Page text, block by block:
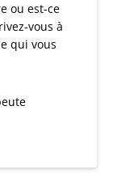
ou est-ce
vous à
qui vous